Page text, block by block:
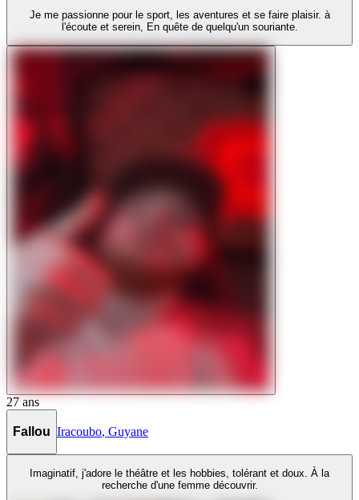
Je me passionne pour le sport, les aventures et se faire plaisir. à
l'écoute et serein, En quête de quelqu'un souriante.
27 ans
Fallou Iracoubo, Guyane
Imaginatif, j'adore le théâtre et les hobbies, tolérant et doux. À la
recherche d'une femme découvrir.